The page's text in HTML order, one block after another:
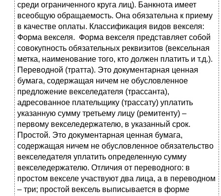
среди ограниченного круга лиц). Банкнота имеет
всеобщую обращаемость. Она обязательна к приему
в качестве оплаты. Классификация видов векселя:
Форма векселя. Форма векселя представляет собой
совокупность обязательных реквизитов (вексельная
метка, наименование того, кто должен платить и т.д.).
Переводной (тратта). Это документарная ценная
бумага, содержащая ничем не обусловленное
предложение векселедателя (трассанта),
адресованное плательщику (трассату) уплатить
указанную сумму третьему лицу (ремитенту) –
первому векселедержателю, в указанный срок.
Простой. Это документарная ценная бумага,
содержащая ничем не обусловленное обязательство
векселедателя уплатить определенную сумму
векселедержателю. Отличия от переводного: в
простом векселе участвуют два лица, а в переводном
– три; простой вексель выписывается в форме